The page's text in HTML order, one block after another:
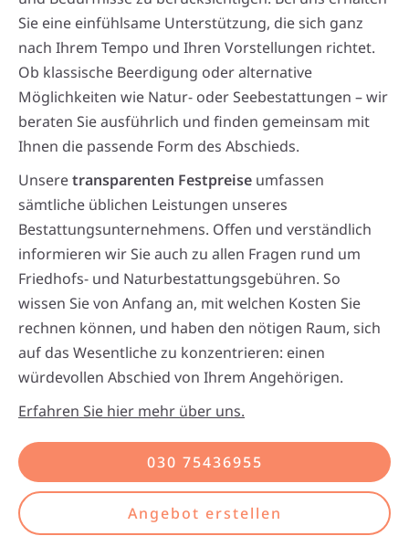
Sie eine einfühlsame Unterstützung, die sich ganz
nach Ihrem Tempo und Ihren Vorstellungen richtet.
Ob klassische Beerdigung oder alternative
Möglichkeiten wie Natur- oder Seebestattungen – wir
beraten Sie ausführlich und finden gemeinsam mit
Ihnen die passende Form des Abschieds.
Unseretransparenten Festpreise umfassen
sämtliche üblichen Leistungen unseres
Bestattungsunternehmens. Offen und verständlich
informieren wir Sie auch zu allen Fragen rund um
Friedhofs- und Naturbestattungsgebühren. So
wissen Sie von Anfang an, mit welchen Kosten Sie
rechnen können, und haben den nötigen Raum, sich
auf das Wesentliche zu konzentrieren: einen
würdevollen Abschied von Ihrem Angehörigen.
Erfahren Sie hier mehr über uns.
030 75436955
Angebot erstellen